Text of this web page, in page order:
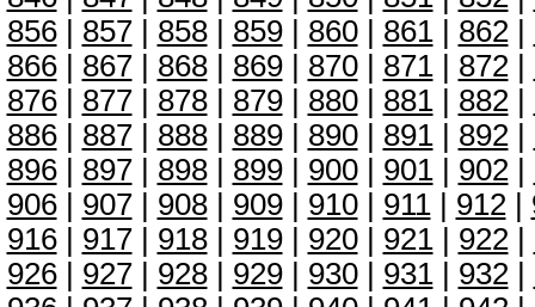
856| 857| 858| 859| 860| 861| 862|
866| 867| 868| 869| 870| 871| 872|
876| 877| 878| 879| 880| 881| 882|
886| 887| 888| 889| 890| 891| 892|
896| 897| 898| 899| 900| 901| 902|
906| 907| 908| 909| 910| 911| 912|
916| 917| 918| 919| 920| 921| 922|
926| 927| 928| 929| 930| 931| 932|